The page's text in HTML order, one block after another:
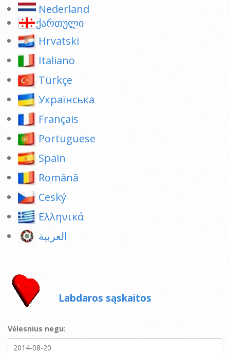
Nederland
ქართული
Hrvatski
Italiano
Türkçe
Українська
Français
Portuguese
Spain
Română
Ceský
Ελληνικά
العربية
Labdaros sąskaitos
Vėlesnius negu: